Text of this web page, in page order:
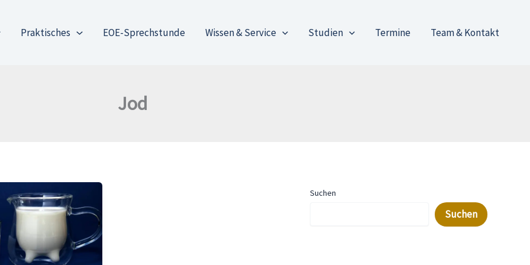
Praktisches EOE-Sprechstunde Wissen & Service Studien Termine Team & Kontakt
Jod
Suchen
Suchen